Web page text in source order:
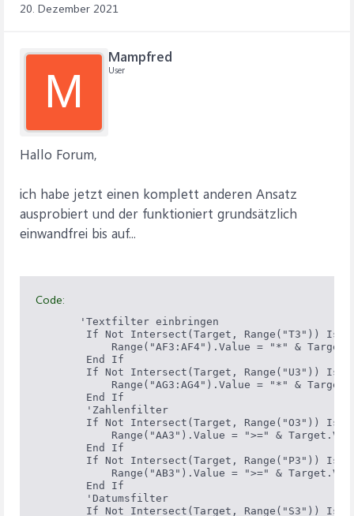
20. Dezember 2021
M
Mampfred
User
Hallo Forum,
ich habe jetzt einen komplett anderen Ansatz
ausprobiert und der funktioniert grundsätzlich
einwandfrei bis auf...
Code:
       'Textfilter einbringen
If Not Intersect(Target, Range("T3")) Is
Range("AF3:AF4").Value = "*" &
        End If
If Not Intersect(Target, Range("U3")) Is
Range("AG3:AG4").Value = "*" &
        End If
        'Zahlenfilter
If Not Intersect(Target, Range("O3")) Is
Range("AA3").Value = ">=" &
        End If
If Not Intersect(Target, Range("P3")) Is
Range("AB3").Value = ">=" &
        End If
        'Datumsfilter
If Not Intersect(Target, Range("S3")) Is